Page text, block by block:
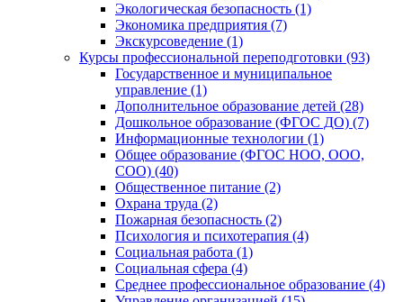
Экологическая безопасность (1)
Экономика предприятия (7)
Экскурсоведение (1)
Курсы профессиональной переподготовки (93)
Государственное и муниципальное
управление (1)
Дополнительное образование детей (28)
Дошкольное образование (ФГОС ДО) (7)
Информационные технологии (1)
Общее образование (ФГОС НОО, ООО,
СОО) (40)
Общественное питание (2)
Охрана труда (2)
Пожарная безопасность (2)
Психология и психотерапия (4)
Социальная работа (1)
Социальная сфера (4)
Среднее профессиональное образование (4)